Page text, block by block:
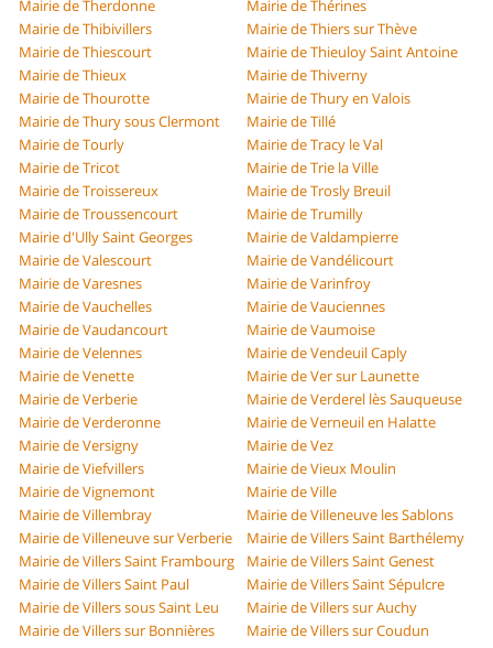
Mairie de Therdonne
Mairie de Thérines
Mairie de Thibivillers
Mairie de Thiers sur Thève
Mairie de Thiescourt
Mairie de Thieuloy Saint Antoine
Mairie de Thieux
Mairie de Thiverny
Mairie de Thourotte
Mairie de Thury en Valois
Mairie de Thury sous Clermont
Mairie de Tillé
Mairie de Tourly
Mairie de Tracy le Val
Mairie de Tricot
Mairie de Trie la Ville
Mairie de Troissereux
Mairie de Trosly Breuil
Mairie de Troussencourt
Mairie de Trumilly
Mairie d'Ully Saint Georges
Mairie de Valdampierre
Mairie de Valescourt
Mairie de Vandélicourt
Mairie de Varesnes
Mairie de Varinfroy
Mairie de Vauchelles
Mairie de Vauciennes
Mairie de Vaudancourt
Mairie de Vaumoise
Mairie de Velennes
Mairie de Vendeuil Caply
Mairie de Venette
Mairie de Ver sur Launette
Mairie de Verberie
Mairie de Verderel lès Sauqueuse
Mairie de Verderonne
Mairie de Verneuil en Halatte
Mairie de Versigny
Mairie de Vez
Mairie de Viefvillers
Mairie de Vieux Moulin
Mairie de Vignemont
Mairie de Ville
Mairie de Villembray
Mairie de Villeneuve les Sablons
Mairie de Villeneuve sur Verberie
Mairie de Villers Saint Barthélemy
Mairie de Villers Saint Frambourg
Mairie de Villers Saint Genest
Mairie de Villers Saint Paul
Mairie de Villers Saint Sépulcre
Mairie de Villers sous Saint Leu
Mairie de Villers sur Auchy
Mairie de Villers sur Bonnières
Mairie de Villers sur Coudun